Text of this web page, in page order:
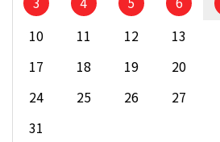
10
11 12 13
17
18 19 20
24
25 26 27
31